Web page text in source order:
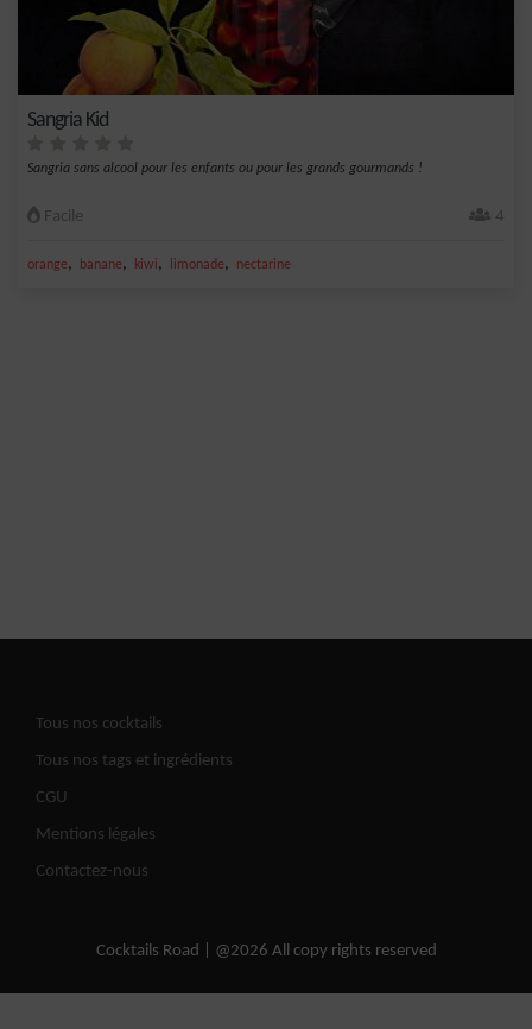
Sangria Kid
Sangria sans alcool pour les enfants ou pour les grands gourmands !
Facile 4
orange, banane, kiwi, limonade, nectarine
Tous nos cocktails
Tous nos tags et ingrédients
CGU
Mentions légales
Contactez-nous
Cocktails Road | @2026 All copy rights reserved